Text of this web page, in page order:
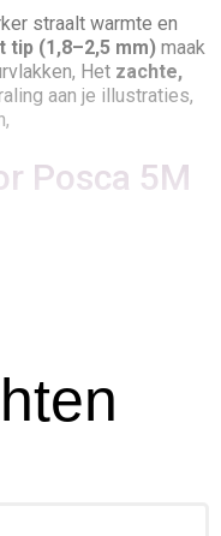
straalt warmte en
tip (1,8–2,5 mm) maak
Het zachte,
aan je illustraties,
Posca 5M
ontwerp –